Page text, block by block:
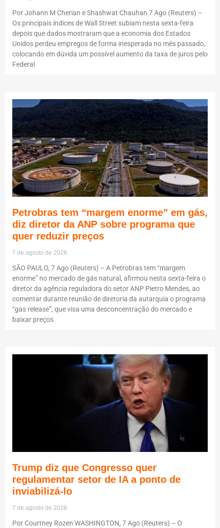
Por Johann M Cherian e Shashwat Chauhan 7 Ago (Reuters) –
Os principais índices de Wall Street subiam nesta sexta-feira
depois que dados mostraram que a economia dos Estados
Unidos perdeu empregos de forma inesperada no mês passado,
colocando em dúvida um possível aumento da taxa de juros pelo
Federal
Petrobras tem “margem enorme” em gás,
diz diretor da ANP sobre programa que
quer reduzir preços
7 de agosto de 2026
SÃO PAULO, 7 Ago (Reuters) – A Petrobras tem “margem
enorme” no mercado de gás natural, afirmou nesta sexta-feira o
diretor da agência reguladora do setor ANP Pietro Mendes, ao
comentar durante reunião de diretoria da autarquia o programa
“gas release”, que visa uma desconcentração do mercado e
baixar preços
Trump diz que Congresso quer
regulamentar setor de IA a ponto de
inviabilizá-lo
7 de agosto de 2026
Por Courtney Rozen WASHINGTON, 7 Ago (Reuters) – O